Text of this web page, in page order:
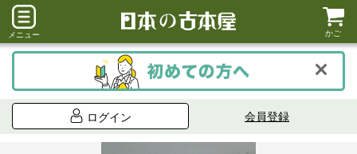
メニュー かご
ログイン 会員登録